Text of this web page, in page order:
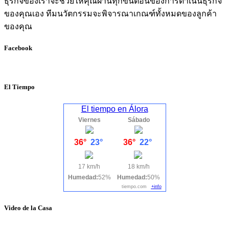
ของคุณเอง ทีมนวัตกรรมจะพิจารณาเกณฑ์ทั้งหมดของลูกค้า
ของคุณ
Facebook
El Tiempo
El tiempo en Álora
Viernes
36° 23°
17 km/h
Humedad:52%
Sábado
36° 22°
18 km/h
Humedad:50%
tiempo.com +info
Video de la Casa